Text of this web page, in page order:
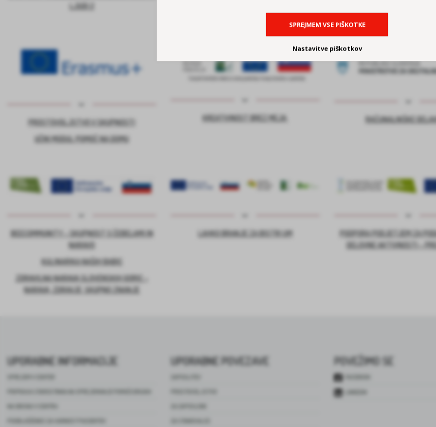
LJUDI 2
PROSTOVOLJSTVO V SKUPNOSTI
UČNI MODUL POMOČ NA DOMU
KREATIVNOST BREZ MEJA RAČUNALNIŠKE
BEECOMMUNITY – SKUPNOST S ČEBELAMI IN
NARAVO
KULINARIKA NAŠIH BABIC
ZDRAVILNA NARAVA SLOVENSKIH GORIC –
NARAVA, ZDRAVJE, SKUPNO ZNANJE
LAHKO BRANJE ZA BISTRI UM
PODPORA PODJETJEM ZA
DELOVNE AKTIVNOSTI –
UPORABNE INFORMACIJE UPORABNE POVEZAVE POVEŽIMO SE
FACEBOOK
SPREJMEM VSE PIŠKOTKE
Nastavitve piškotkov